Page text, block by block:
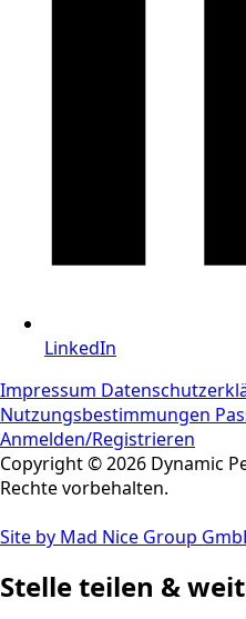
LinkedIn
Impressum
Nutzungsbestimmungen
Anmelden/Registrieren
Copyright © 2026 Dynamic
Rechte vorbehalten.
Site by Mad Nice Group
Stelle teilen &